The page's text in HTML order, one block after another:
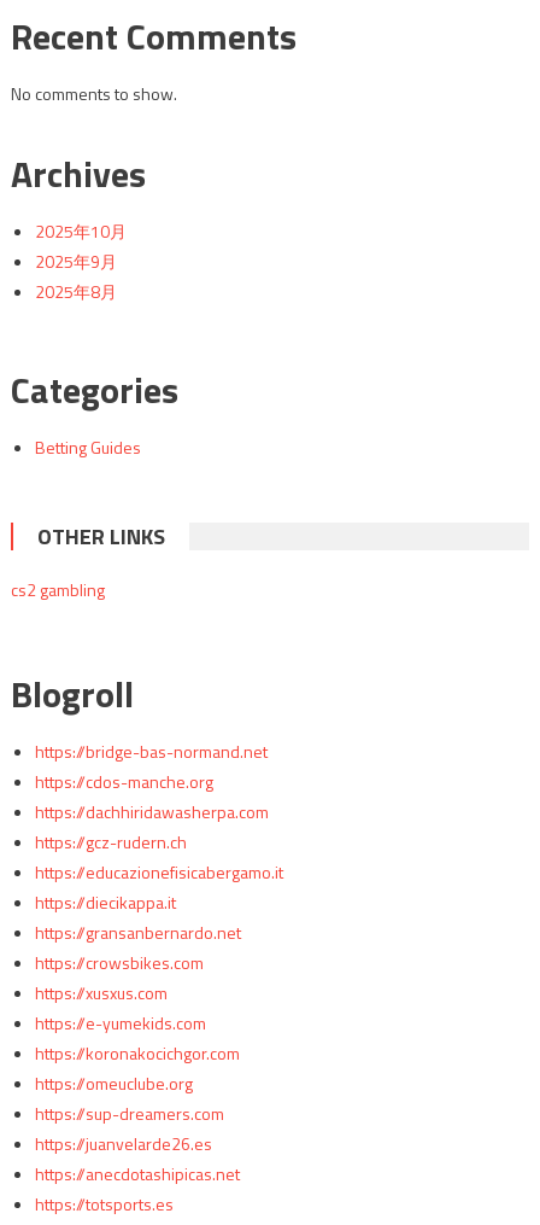
Recent Comments
No comments to show.
Archives
2025年10月
2025年9月
2025年8月
Categories
Betting Guides
OTHER LINKS
cs2 gambling
Blogroll
https://bridge-bas-normand.net
https://cdos-manche.org
https://dachhiridawasherpa.com
https://gcz-rudern.ch
https://educazionefisicabergamo.it
https://diecikappa.it
https://gransanbernardo.net
https://crowsbikes.com
https://xusxus.com
https://e-yumekids.com
https://koronakocichgor.com
https://omeuclube.org
https://sup-dreamers.com
https://juanvelarde26.es
https://anecdotashipicas.net
https://totsports.es